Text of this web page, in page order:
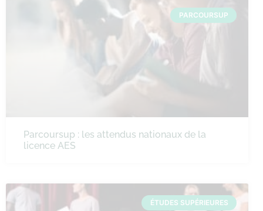
PARCOURSUP
Parcoursup : les attendus nationaux de la
licence AES
ÉTUDES SUPÉRIEURES